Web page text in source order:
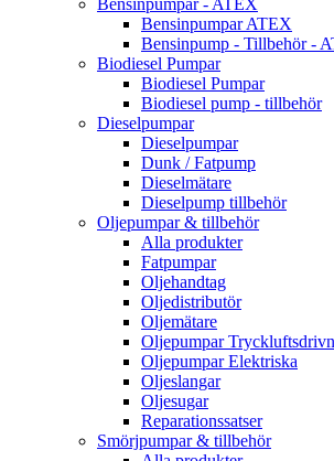
Bensinpumpar - ATEX
Bensinpumpar ATEX
Bensinpump - Tillbehör -
Biodiesel Pumpar
Biodiesel Pumpar
Biodiesel pump - tillbehör
Dieselpumpar
Dieselpumpar
Dunk / Fatpump
Dieselmätare
Dieselpump tillbehör
Oljepumpar & tillbehör
Alla produkter
Fatpumpar
Oljehandtag
Oljedistributör
Oljemätare
Oljepumpar
Oljepumpar Elektriska
Oljeslangar
Oljesugar
Reparationssatser
Smörjpumpar & tillbehör